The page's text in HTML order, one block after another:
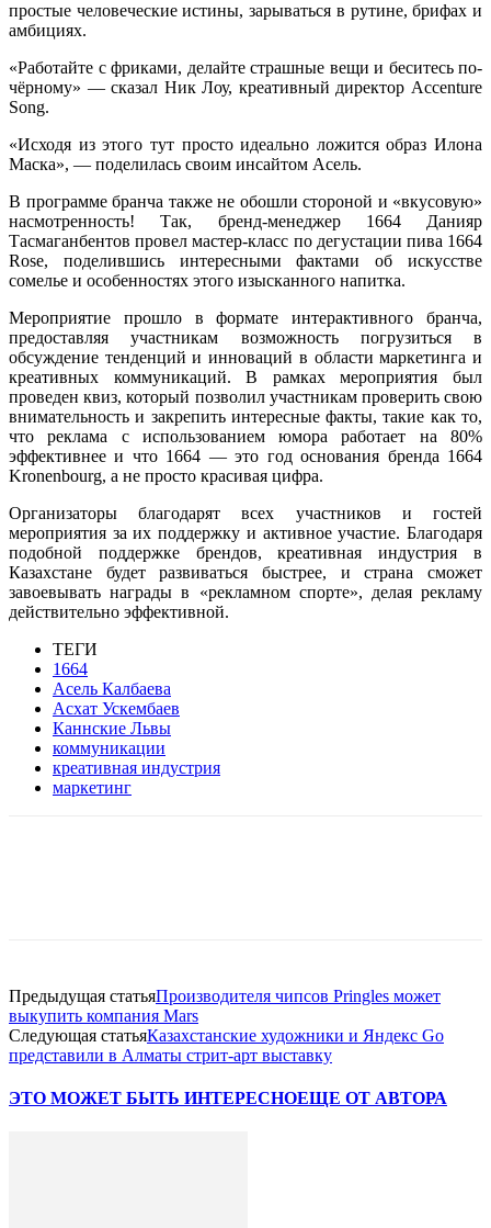
простые человеческие истины, зарываться в рутине, брифах и
амбициях.
«Работайте с фриками, делайте страшные вещи и беситесь по-
чёрному» — сказал Ник Лоу, креативный директор Accenture
Song.
«Исходя из этого тут просто идеально ложится образ Илона
Маска», — поделилась своим инсайтом Асель.
В программе бранча также не обошли стороной и «вкусовую»
насмотренность! Так, бренд-менеджер 1664 Данияр
Тасмаганбентов провел мастер-класс по дегустации пива 1664
Rose, поделившись интересными фактами об искусстве
сомелье и особенностях этого изысканного напитка.
Мероприятие прошло в формате интерактивного бранча,
предоставляя участникам возможность погрузиться в
обсуждение тенденций и инноваций в области маркетинга и
креативных коммуникаций. В рамках мероприятия был
проведен квиз, который позволил участникам проверить свою
внимательность и закрепить интересные факты, такие как то,
что реклама с использованием юмора работает на 80%
эффективнее и что 1664 — это год основания бренда 1664
Kronenbourg, а не просто красивая цифра.
Организаторы благодарят всех участников и гостей
мероприятия за их поддержку и активное участие. Благодаря
подобной поддержке брендов, креативная индустрия в
Казахстане будет развиваться быстрее, и страна сможет
завоевывать награды в «рекламном спорте», делая рекламу
действительно эффективной.
ТЕГИ
1664
Асель Калбаева
Асхат Ускембаев
Каннские Львы
коммуникации
креативная индустрия
маркетинг
Предыдущая статьяПроизводителя чипсов Pringles может
выкупить компания Mars
Следующая статьяКазахстанские художники и Яндекс Go
представили в Алматы стрит-арт выставку
ЭТО МОЖЕТ БЫТЬ ИНТЕРЕСНОЕЩЕ ОТ АВТОРА